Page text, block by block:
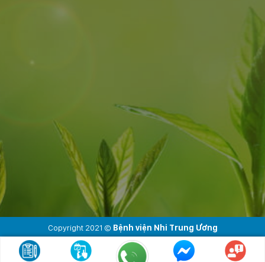
Copyright 2021 © Bệnh viện Nhi Trung Ương